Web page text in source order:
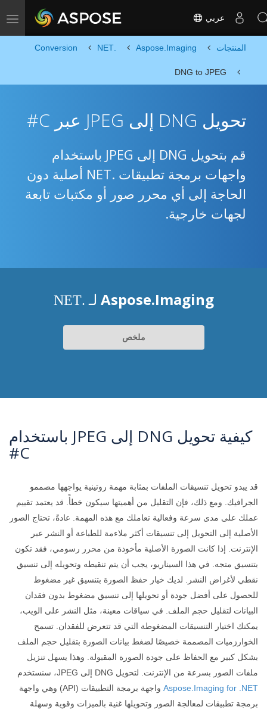
Toggle navigation عربي
المنتجات Aspose.Imaging
Conversion
DNG to JPEG
تحويل DNG إلى JPEG عبر C#
قم بتحويل DNG إلى JPEG باستخدام
واجهات برمجة تطبيقات .NET أصلية دون
الحاجة إلى أي محرر صور أو مكتبات تابعة
لجهات خارجية.
Aspose.Imaging لـ .NET
ملخص
كيفية تحويل DNG إلى JPEG باستخدام
C#
قد يبدو تحويل تنسيقات الملفات بمثابة مهمة روتينية يواجهها مصممو
الجرافيك. ومع ذلك، فإن التقليل من أهميتها سيكون خطأً. قد يعتمد تقييم
عملك على مدى سرعة وفعالية تعاملك مع هذه المهمة. عادةً، تحتاج الصور
الأصلية إلى التحويل إلى تنسيقات أكثر ملاءمة للطباعة أو النشر عبر
الإنترنت. إذا كانت الصورة الأصلية مأخوذة من محرر رسومي، فقد تكون
بتنسيق متجه. في هذا السيناريو، يجب أن يتم تنقيطه وتحويله إلى تنسيق
نقطي لأغراض النشر. لديك خيار حفظ الصورة بتنسيق غير مضغوط
للحصول على أفضل جودة أو تحويلها إلى تنسيق مضغوط بدون فقدان
البيانات لتقليل حجم الملف. في سياقات معينة، مثل النشر على الويب،
يمكنك اختيار التنسيقات المضغوطة التي قد تتعرض للفقدان. تسمح
الخوارزميات المصممة خصيصًا لضغط بيانات الصورة بتقليل حجم الملف
بشكل كبير مع الحفاظ على جودة الصورة المقبولة. وهذا يسهل تنزيل
ملفات الصور بسرعة من الإنترنت. لتحويل DNG إلى JPEG، سنستخدم
Aspose.Imaging for .NET
واجهة برمجة التطبيقات (API) وهي واجهة
برمجة تطبيقات لمعالجة الصور وتحويلها غنية بالميزات وقوية وسهلة